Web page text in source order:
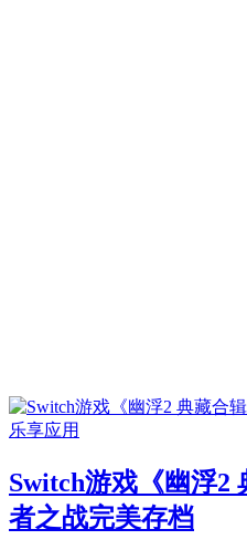
Switch游戏《幽浮2
者之战完美存档